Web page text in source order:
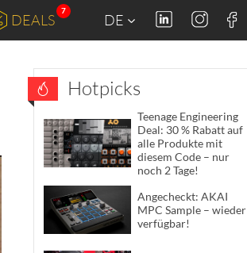
DEALS
7
DE
Hotpicks
Teenage Engineering
Deal: 30 % Rabatt auf
alle Produkte mit
diesem Code – nur
noch 2 Tage!
Angecheckt: AKAI
MPC Sample – wieder
verfügbar!